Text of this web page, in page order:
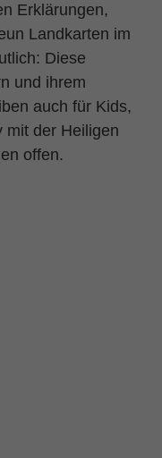
Erklärungen,
Landkarten im
Diese
und ihrem
auch für Kids,
mit der Heiligen
offen.